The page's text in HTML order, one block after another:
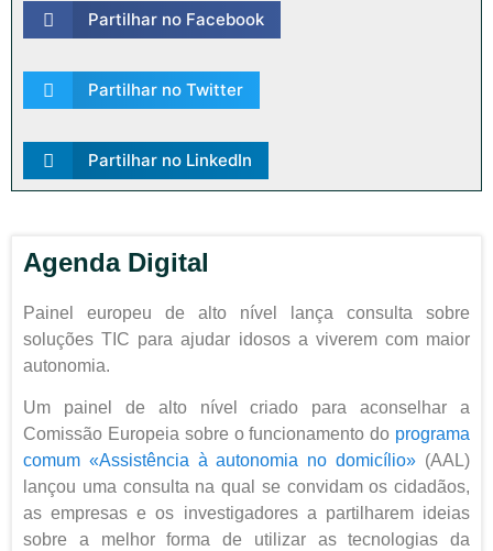
Partilhar no Facebook
Partilhar no Twitter
Partilhar no LinkedIn
Agenda Digital
Painel europeu de alto nível lança consulta sobre
soluções TIC para ajudar idosos a viverem com maior
autonomia.
Um painel de alto nível criado para aconselhar a
Comissão Europeia sobre o funcionamento do programa
comum «Assistência à autonomia no domicílio» (AAL)
lançou uma consulta na qual se convidam os cidadãos,
as empresas e os investigadores a partilharem ideias
sobre a melhor forma de utilizar as tecnologias da